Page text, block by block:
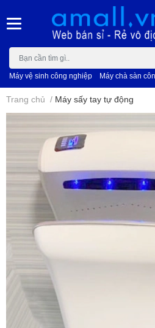
Máy vệ sinh công nghiệp Máy chà sàn
Trang chủ / Máy sấy tay tự động